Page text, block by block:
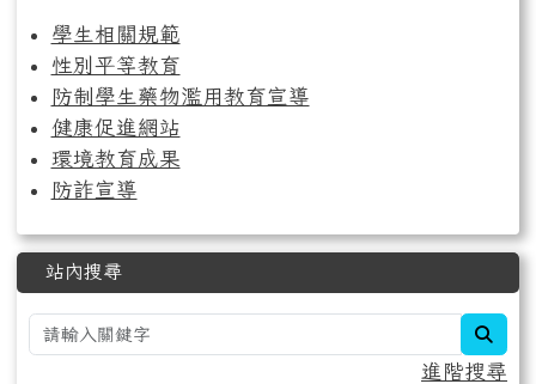
學生相關規範
性別平等教育
防制學生藥物濫用教育宣導
健康促進網站
環境教育成果
防詐宣導
站內搜尋
進階搜尋